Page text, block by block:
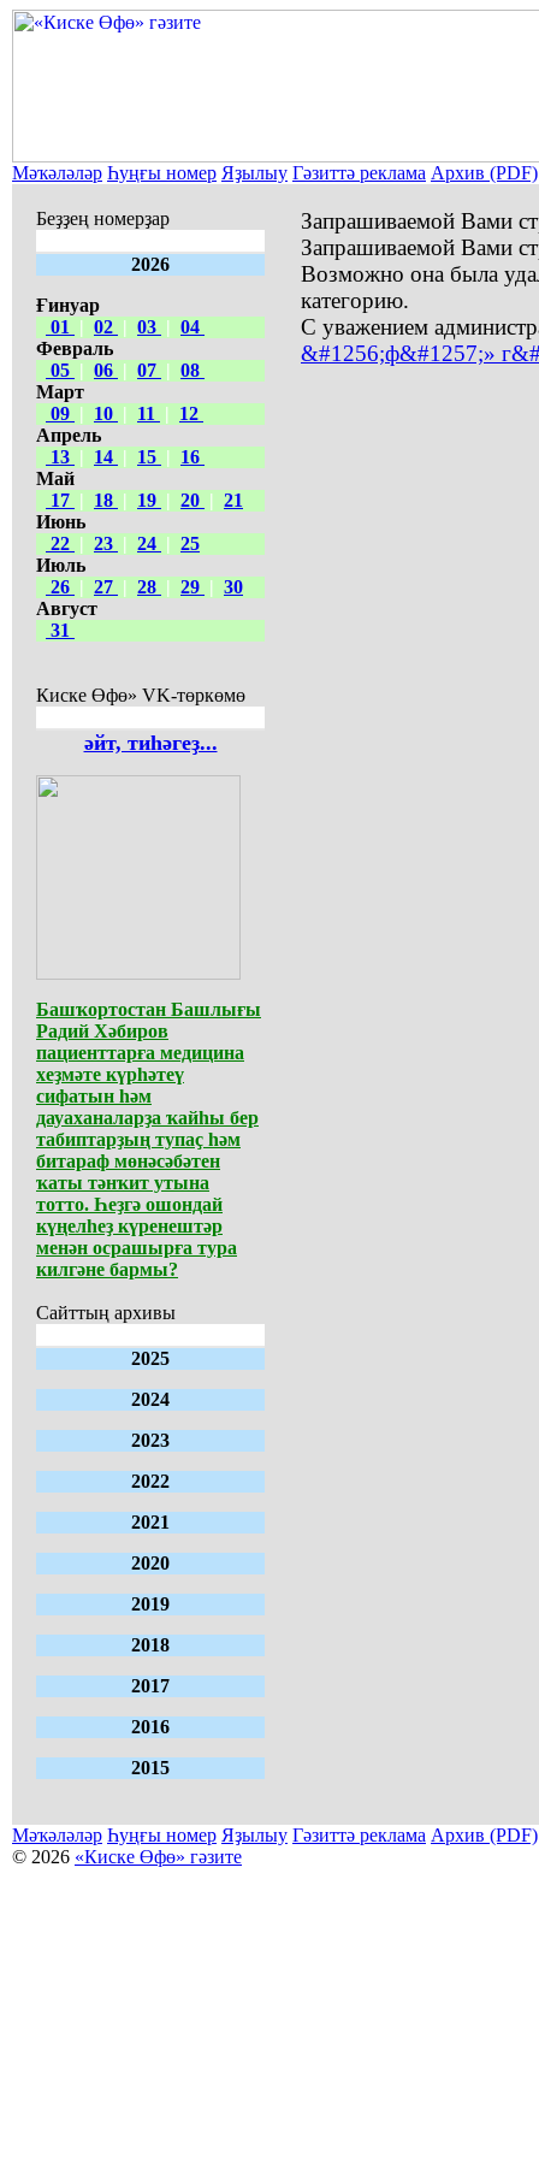
Мәҡәләләр Һуңғы номер Яҙылыу Гәзиттә реклама Архив (PDF)
Беҙҙең номерҙар
2026
Ғинуар
01
| 02 | 03 | 04
Февраль
05 | 06 | 07 | 08
Март
09 | 10 | 11 |
12
Апрель
13 | 14 | 15 |
16
Май
17 | 18 | 19 | 20 | 21
Июнь
22 | 23 | 24 | 25
Июль
26 | 27 | 28 | 29 | 30
Август
31
Киске Өфө» VK-төркөмө
әйт, тиһәгеҙ...
Башҡортостан Башлығы
Радий Хәбиров
пациенттарға медицина
хеҙмәте күрһәтеү
сифатын һәм
дауаханаларҙа ҡайһы бер
табиптарҙың тупаҫ һәм
битараф мөнәсәбәтен
ҡаты тәнҡит утына
тотто. Һеҙгә ошондай
күңелһеҙ күренештәр
менән осрашырға тура
килгәне бармы?
Сайттың архивы
2025
2024
2023
2022
2021
2020
2019
2018
2017
2016
2015
Запрашиваемой Вами
Запрашиваемой Вами
Возможно она была
категорию.
С уважением
&#1256;ф&#1257;»
Мәҡәләләр Һуңғы номер Яҙылыу Гәзиттә реклама Архив (PDF)
© 2026 «Киске Өфө» гәзите